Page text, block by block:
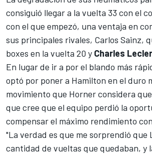
consiguió llegar a la vuelta 33 con el
con el que empezó, una ventaja en
sus principales rivales, Carlos Sainz,
boxes en la vuelta 20 y Charles
En lugar de ir a por el blando más
optó por poner a Hamilton en el duro
movimiento que Horner considera
que cree que el equipo perdió la
compensar el máximo rendimiento
"La verdad es que me sorprendió que
cantidad de vueltas que quedaban, y